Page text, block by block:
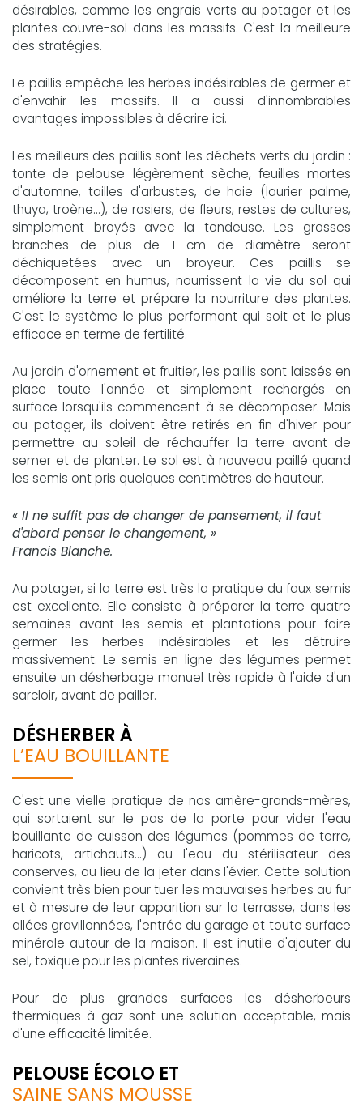
désirables, comme les engrais verts au potager et les
plantes couvre-sol dans les massifs. C'est la meilleure
des stratégies.
Le paillis empêche les herbes indésirables de germer et
d'envahir les massifs. Il a aussi d'innombrables
avantages impossibles à décrire ici.
Les meilleurs des paillis sont les déchets verts du jardin :
tonte de pelouse légèrement sèche, feuilles mortes
d'automne, tailles d'arbustes, de haie (laurier palme,
thuya, troène...), de rosiers, de fleurs, restes de cultures,
simplement broyés avec la tondeuse. Les grosses
branches de plus de 1 cm de diamètre seront
déchiquetées avec un broyeur. Ces paillis se
décomposent en humus, nourrissent la vie du sol qui
améliore la terre et prépare la nourriture des plantes.
C'est le système le plus performant qui soit et le plus
efficace en terme de fertilité.
Au jardin d'ornement et fruitier, les paillis sont laissés en
place toute l'année et simplement rechargés en
surface lorsqu'ils commencent à se décomposer. Mais
au potager, ils doivent être retirés en fin d'hiver pour
permettre au soleil de réchauffer la terre avant de
semer et de planter. Le sol est à nouveau paillé quand
les semis ont pris quelques centimètres de hauteur.
« II ne suffit pas de changer de pansement, il faut
d'abord penser le changement, »
Francis Blanche.
Au potager, si la terre est très la pratique du faux semis
est excellente. Elle consiste à préparer la terre quatre
semaines avant les semis et plantations pour faire
germer les herbes indésirables et les détruire
massivement. Le semis en ligne des légumes permet
ensuite un désherbage manuel très rapide à l'aide d'un
sarcloir, avant de pailler.
DÉSHERBER À
L’EAU BOUILLANTE
C'est une vielle pratique de nos arrière-grands-mères,
qui sortaient sur le pas de la porte pour vider l'eau
bouillante de cuisson des légumes (pommes de terre,
haricots, artichauts...) ou l'eau du stérilisateur des
conserves, au lieu de la jeter dans l'évier. Cette solution
convient très bien pour tuer les mauvaises herbes au fur
et à mesure de leur apparition sur la terrasse, dans les
allées gravillonnées, l'entrée du garage et toute surface
minérale autour de la maison. Il est inutile d'ajouter du
sel, toxique pour les plantes riveraines.
Pour de plus grandes surfaces les désherbeurs
thermiques à gaz sont une solution acceptable, mais
d'une efficacité limitée.
PELOUSE ÉCOLO ET
SAINE SANS MOUSSE